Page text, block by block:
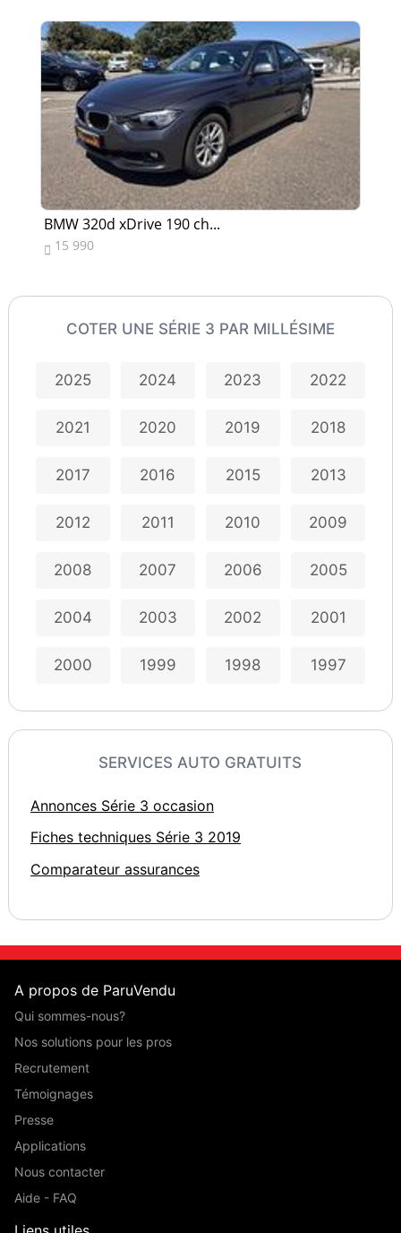
BMW 320d xDrive 190 ch...
 15 990
COTER UNE SÉRIE 3 PAR MILLÉSIME
2025 2024 2023 2022
2021 2020 2019 2018
2017 2016 2015 2013
2012 2011 2010 2009
2008 2007 2006 2005
2004 2003 2002 2001
2000 1999 1998 1997
SERVICES AUTO GRATUITS
Annonces Série 3 occasion
Fiches techniques Série 3 2019
Comparateur assurances
A propos de ParuVendu
Qui sommes-nous?
Nos solutions pour les pros
Recrutement
Témoignages
Presse
Applications
Nous contacter
Aide - FAQ